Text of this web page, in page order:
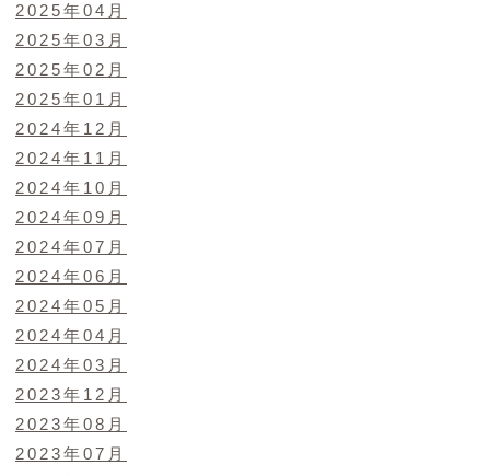
2025年04月
2025年03月
2025年02月
2025年01月
2024年12月
2024年11月
2024年10月
2024年09月
2024年07月
2024年06月
2024年05月
2024年04月
2024年03月
2023年12月
2023年08月
2023年07月